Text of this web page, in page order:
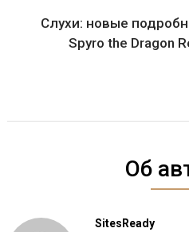
Слухи: новые
Spyro the Dragon
Об
SitesReady